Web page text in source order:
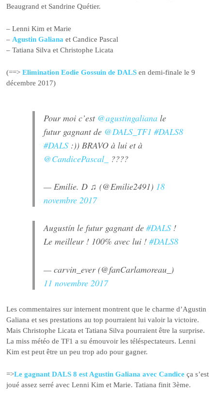
Beaugrand et Sandrine Quétier.
– Lenni Kim et Marie
– Agustin Galiana et Candice Pascal
– Tatiana Silva et Christophe Licata
(==> Elimination Eodie Gossuin de DALS en demi-finale le 9
décembre 2017)
Pour moi c’est @agustingaliana le
futur gagnant de @DALS_TF1 #DALS8
#DALS :)) BRAVO à lui et à
@CandicePascal_
????
— Emilie. D ♫ (@Emilie2491) 18
novembre 2017
Augustín le futur gagnant de#DALS !
Le meilleur ! 100% avec lui !#DALS8
— carvin_ever (@fanCarlamoreau_)
11 novembre 2017
Les commentaires sur internent montrent que le charme d’Agustin
Galiana et ses prestations au top pourraient lui valoir la victoire.
Mais Christophe Licata et Tatiana Silva pourraient être la surprise.
La miss météo de TF1 a su émouvoir les téléspectateurs. Lenni
Kim est peut être un peu trop ado pour gagner.
=>Le gagnant DALS 8 est Agustin Galiana avec Candice ça s’est
joué assez serré avec Lenni Kim et Marie. Tatiana finit 3ème.